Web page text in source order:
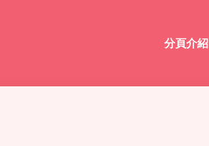
分頁介紹